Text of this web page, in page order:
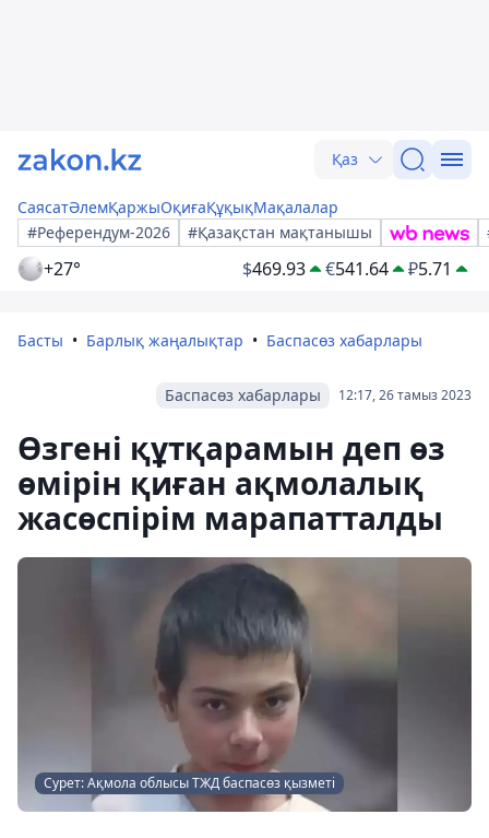
Қаз
СаясатӘлемҚаржыОқиғаҚұқықМақалалар
#Референдум-2026
#Қазақстан мақтанышы
+27° $469.93 €541.64 ₽5.71
Басты Барлық жаңалықтар Баспасөз хабарлары
12:17, 26 тамыз 2023
Баспасөз хабарлары
Өзгені құтқарамын деп өз
өмірін қиған ақмолалық
жасөспірім марапатталды
Сурет: Ақмола облысы ТЖД баспасөз қызметі